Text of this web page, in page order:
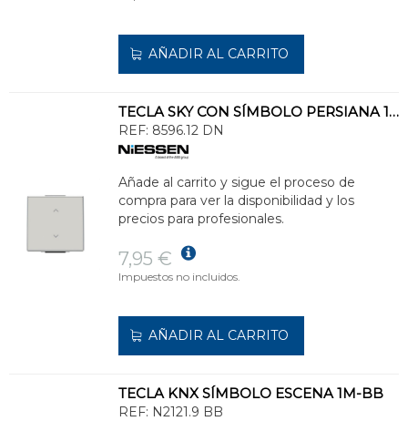
AÑADIR AL CARRITO
TECLA SKY CON SÍMBOLO PERSIANA 1 CANAL DUNA ROCKER
REF: 8596.12 DN
Añade al carrito y sigue el proceso de
compra para ver la disponibilidad y los
precios para profesionales.
7,95 €
Impuestos no incluidos.
AÑADIR AL CARRITO
TECLA KNX SÍMBOLO ESCENA 1M-BB
REF: N2121.9 BB